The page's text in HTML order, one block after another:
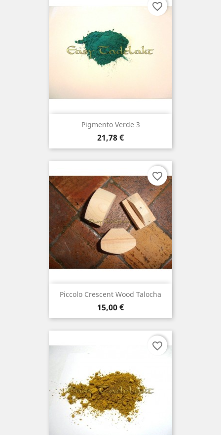
Pigmento Verde 3
Prezzo
21,78 €
favorite_border
Piccolo Crescent Wood Talocha
Prezzo
15,00 €
favorite_border
favorite_border